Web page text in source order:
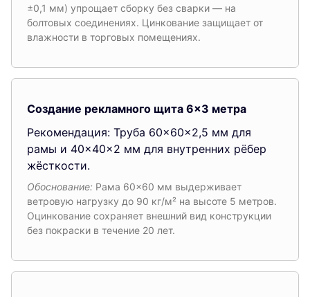
±0,1 мм) упрощает сборку без сварки — на
болтовых соединениях. Цинкование защищает от
влажности в торговых помещениях.
Создание рекламного щита 6×3 метра
Рекомендация: Труба 60×60×2,5 мм для
рамы и 40×40×2 мм для внутренних рёбер
жёсткости.
Обоснование: Рама 60×60 мм выдерживает
ветровую нагрузку до 90 кг/м² на высоте 5 метров.
Оцинкование сохраняет внешний вид конструкции
без покраски в течение 20 лет.